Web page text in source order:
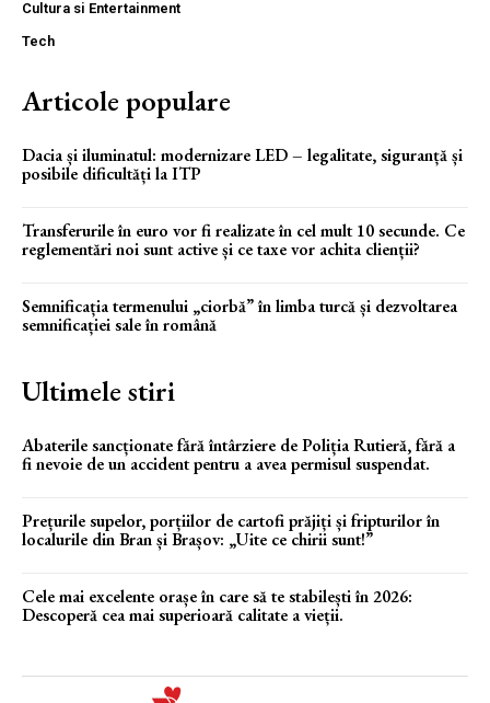
Cultura si Entertainment
Tech
Articole populare
Dacia și iluminatul: modernizare LED – legalitate, siguranță și
posibile dificultăți la ITP
Transferurile în euro vor fi realizate în cel mult 10 secunde. Ce
reglementări noi sunt active și ce taxe vor achita clienții?
Semnificația termenului „ciorbă” în limba turcă și dezvoltarea
semnificației sale în română
Ultimele stiri
Abaterile sancționate fără întârziere de Poliția Rutieră, fără a
fi nevoie de un accident pentru a avea permisul suspendat.
Prețurile supelor, porțiilor de cartofi prăjiți și fripturilor în
localurile din Bran și Brașov: „Uite ce chirii sunt!”
Cele mai excelente orașe în care să te stabilești în 2026:
Descoperă cea mai superioară calitate a vieții.